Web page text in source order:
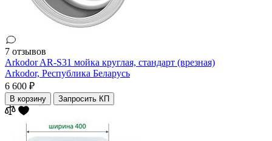
7 отзывов
Arkodor AR-S31 мойка круглая, стандарт (врезная)
Arkodor, Республика Беларусь
6 600 ₽
В корзину Запросить КП